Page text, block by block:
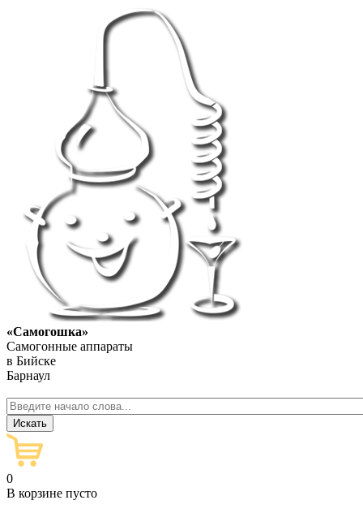
«Самогошка»
Самогонные аппараты
в Бийске
Барнаул
0
В корзине пусто